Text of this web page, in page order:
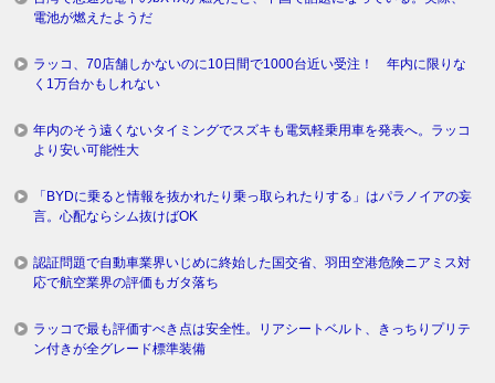
電池が燃えたようだ
ラッコ、70店舗しかないのに10日間で1000台近い受注！ 年内に限りな
く1万台かもしれない
年内のそう遠くないタイミングでスズキも電気軽乗用車を発表へ。ラッコ
より安い可能性大
「BYDに乗ると情報を抜かれたり乗っ取られたりする」はパラノイアの妄
言。心配ならシム抜けばOK
認証問題で自動車業界いじめに終始した国交省、羽田空港危険ニアミス対
応で航空業界の評価もガタ落ち
ラッコで最も評価すべき点は安全性。リアシートベルト、きっちりプリテ
ン付きが全グレード標準装備